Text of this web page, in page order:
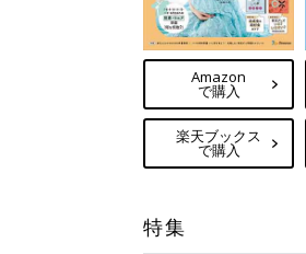
Amazon
で購入
楽天ブックス
で購入
特集